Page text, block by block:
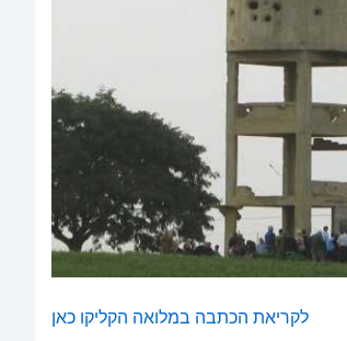
לקריאת הכתבה במלואה הקליקו כאן